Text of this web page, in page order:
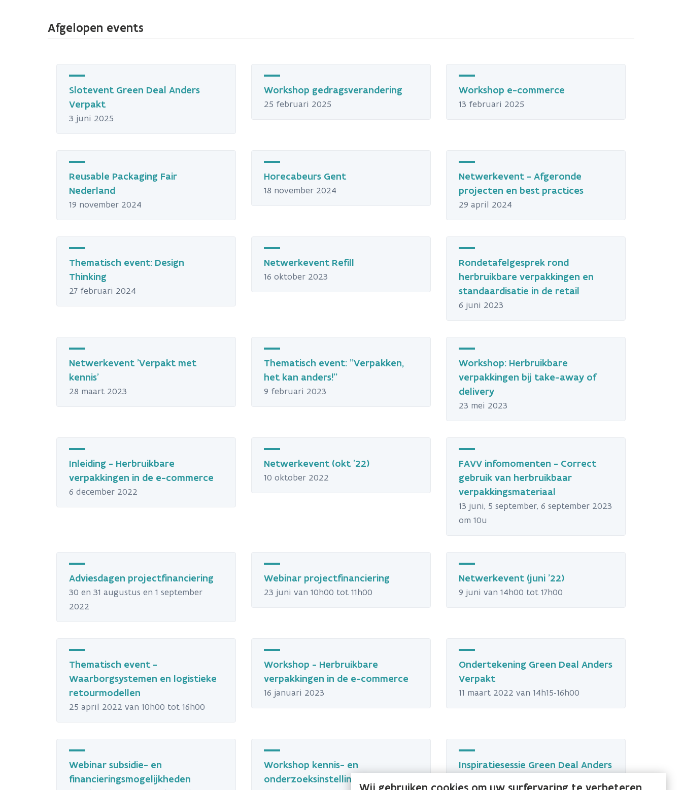
Afgelopen events
Slotevent Green Deal Anders
Verpakt
3 juni 2025
Workshop gedragsverandering
25 februari 2025
Workshop e-commerce
13 februari 2025
Reusable Packaging Fair
Nederland
19 november 2024
Horecabeurs Gent
18 november 2024
Netwerkevent - Afgeronde
projecten en best practices
29 april 2024
Thematisch event: Design
Thinking
27 februari 2024
Netwerkevent Refill
16 oktober 2023
Rondetafelgesprek rond
herbruikbare verpakkingen en
standaardisatie in de retail
6 juni 2023
Netwerkevent 'Verpakt met
kennis'
28 maart 2023
Thematisch event: "Verpakken,
het kan anders!"
9 februari 2023
Workshop: Herbruikbare
verpakkingen bij take-away of
delivery
23 mei 2023
Inleiding - Herbruikbare
verpakkingen in de e-commerce
6 december 2022
Netwerkevent (okt '22)
10 oktober 2022
FAVV infomomenten - Correct
gebruik van herbruikbaar
verpakkingsmateriaal
13 juni, 5 september, 6 september 2023
om 10u
Adviesdagen projectfinanciering
30 en 31 augustus en 1 september
2022
Webinar projectfinanciering
23 juni van 10h00 tot 11h00
Netwerkevent (juni '22)
9 juni van 14h00 tot 17h00
Thematisch event -
Waarborgsystemen en logistieke
retourmodellen
25 april 2022 van 10h00 tot 16h00
Workshop - Herbruikbare
verpakkingen in de e-commerce
16 januari 2023
Ondertekening Green Deal Anders
Verpakt
11 maart 2022 van 14h15-16h00
Webinar subsidie- en
financieringsmogelijkheden
Workshop kennis- en
onderzoeksinstellingen
Inspiratiesessie Green Deal Anders